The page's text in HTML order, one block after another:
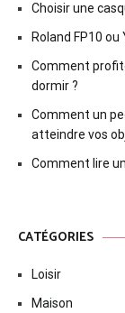
Choisir une
Roland FP10
Comment
dormir ?
Comment un
atteindre vos
Comment lire
CATÉGORIES
Loisir
Maison